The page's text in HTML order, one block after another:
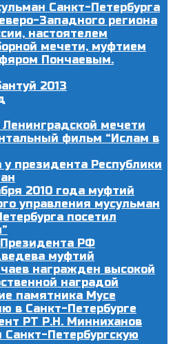
Санкт-Петербурга
Западного региона
настоятелем
мечети, муфтием
Пончаевым.
2013
Ленинградской мечети
фильм “Ислам в
у президента Республики
2010 года муфтий
управления мусульман
посетил
РФ
муфтий
награжден высокой
наградой
памятника Мусе
в Санкт-Петербурге
РТ Р.Н. Минниханов
Санкт-Петербургскую